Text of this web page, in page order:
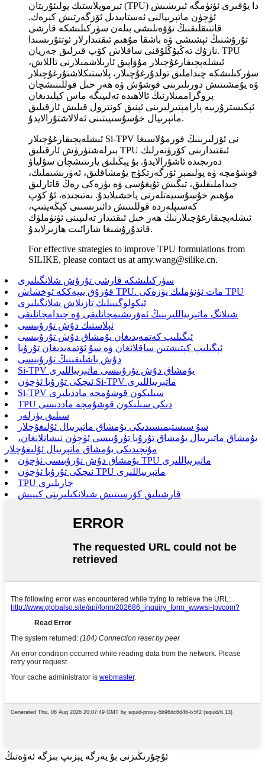
تېرموپلاستىك پولىئۇرېتان (TPU) دا يۇقىرى ئۈنۈمگە ئېرىشىش
ئۈچۈن ماتېرىيالنى ئەستايىدىل ئۆزگەرتىش كېرەك.
قاتتىقلىقنىڭ تۆۋەنلىشى بىلەن سۈركىلىشكە قارشى
تۇرۇشنىڭ ئېشىشى ۋە باشقا مۇھىم ئىقتىدارلار ئوتتۇرىسىدا
نازۇك تەڭپۇڭلۇقنى ساقلاش كۆپ قىرلىق جەريان. TPU
ئىشلەپچىقارغۇچىلار مۇۋاپىق ئارىلاشمىلارنى تاللاش،
سۈركىلىشكە چىداملىق تولدۇرغۇچىلار، پلاستىكلاشتۇرغۇچىلار
ۋە يۇمشىتىش دورىلىرىنى قوشۇش ۋە ھەر خىل قوللىنىشچان
پروگراممىلارنىڭ ئالاھىدە تەلىپىگە ماس كېلىدىغان
ئېكىسترۇزىيە پارامېتىرلىرىنى ئېنىق كونترول قىلىش ئارقىلىق
ماتېرىيال خۇسۇسىيىتىنى ئەلالاشتۇرالايدۇ.
ئىشلەپچىقارغۇچىلار Si-TPV نى ئۆزلىرىنىڭ فورمۇلاسىغا
بىرلەشتۈرۈش ئارقىلىق TPU ئىقتىدارىنى كۆرۈنەرلىك
دەرىجىدە ئاشۇرالايدۇ. بۇ يېڭىلىق يارىتىشچان سۇلياۋ
قوشۇمچە ۋە پولىمېر ئۆزگەرتكۈچ يۇمشاقلىق، ئەۋرىشىملىك،
چىداملىقلىق، تېگىش تۇيغۇسى ۋە يۈزەكى رەڭ قاتارلىق
مۇھىم خۇسۇسىيەتلەرنى ياخشىلايدۇ. نەتىجىدە، ئۇ كۆپ
كەسىپلەردە قوللىنىش دائىرىسىنى كېڭەيتىپ،
ئىشلەپچىقارغۇچىلارنىڭ ھەر خىل ئىقتىدار تەلىپىنى ئۈنۈملۈك
قاندۇرۇشىغا شارائىت ھازىرلايدۇ.
For effective strategies to improve TPU formulations from
SILIKE, please contact us at amy.wang@silike.cn.
سۈركىلىشكە قارشى تۇرۇش شلانگىلىرى
قۇرۇق يىپەككە ئوخشاش TPU. مات ئۈنۈملىك يۈزەكى TPU
ئېكولوگىيىلىك تازىلاش شلانگىلىرى
شىلانگ ماتېرىياللىرىنىڭ ئەۋرىشىمچانلىقى ۋە چىدامچانلىقى
ئېلاستىك دۇش تۇرۇبىسى
ئېگىلىپ كەتمەيدىغان يۇمشاق دۇش تۇرۇبىسى
ئېگىلىپ كېتىشتىن ساقلانغان ۋە سۇ ئۆتمەيدىغان تۇرۇبا
دۇش باشلىقىنىڭ تۇرۇبىسى
Si-TPV يۇمشاق دۇش تۇرۇبىسى ماتېرىياللىرى
ئىچكى تۇرۇبا ئۈچۈن Si-TPV ماتېرىياللىرى
Si-TPV سىلىكون قوشۇمچە ماددىلىرى
TPU دىكى سىلىكون قوشۇمچە ماددىسى
سىلىق يۈزلەر
سۇ سىستېمىسىدىكى يۇمشاق ماتېرىيال ئۇلىغۇچلار
يۇمشاق ماتېرىيال يۇمشاق تۇرۇبا تۇرۇبىسى ئۈچۈن نىشانلانغان،
مۇنچىدىكى يۇمشاق ماتېرىيال ئۇلىغۇچلار
يۇمشاق دۇش تۇرۇبىسى ئۈچۈن TPU ماتېرىياللىرى
ئىچكى تۇرۇبا ئۈچۈن TPU ماتېرىياللىرى
TPU چارىلىرى
قارشىلىق كۆرسىتىش شىلانكىلىرىنى كىيىش
ئۇچۇرىڭىزنى بۇ يەرگە يېزىپ بىزگە ئەۋەتىڭ